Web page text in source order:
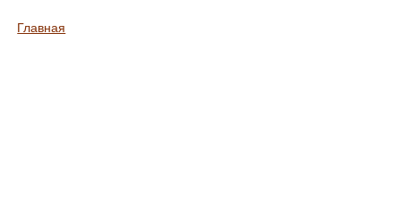
Вы здесь
Главная